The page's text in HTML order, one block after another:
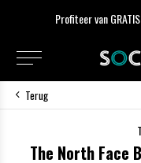
Profiteer van
Terug
The North Face